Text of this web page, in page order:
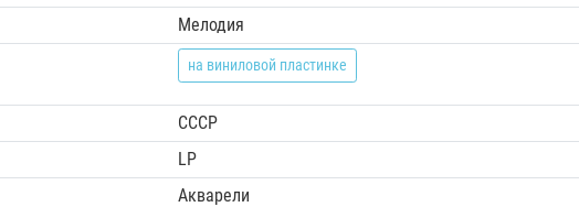
Мелодия
на виниловой пластинке
СССР
LP
Акварели